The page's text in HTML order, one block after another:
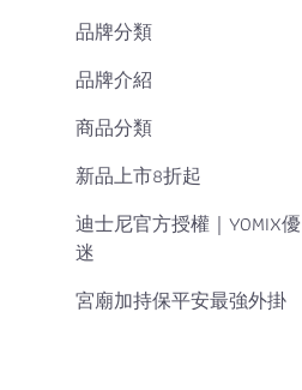
品牌分類
品牌介紹
商品分類
新品上市8折起
迪士尼官方授權｜YOMIX優
迷
宮廟加持保平安最強外掛